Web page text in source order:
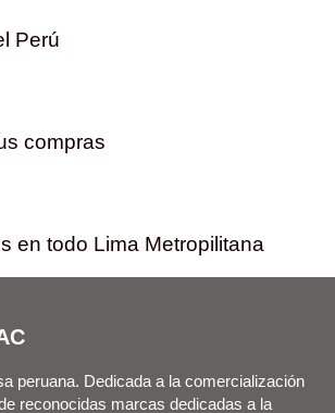
Perú
compras
en todo Lima Metropilitana
peruana. Dedicada a la comercialización
reconocidas marcas dedicadas a la